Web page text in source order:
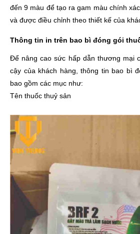
đến 9 màu để tạo ra gam màu chính
và được điều chỉnh theo thiết kế của
Thông tin in trên bao bì đóng gói
Để nâng cao sức hấp dẫn thương mại
cậy của khách hàng, thông tin bao bì
bao gồm các mục như:
Tên thuốc thuỷ sản